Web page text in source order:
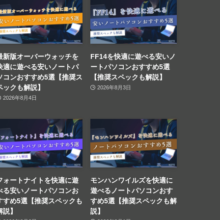
新版オーバーウォッチを
適に遊べる安いノートパ
コンおすすめ5選【推奨ス
ックも解説】
2026年8月4日
FF14を快適に遊べる安いノ
ートパソコンおすすめ5選
【推奨スペックも解説】
2026年8月3日
ォートナイトを快適に遊
る安いノートパソコンお
すめ5選【推奨スペックも
説】
モンハンワイルズを快適に
遊べるノートパソコンおす
すめ5選【推奨スペックも解
説】